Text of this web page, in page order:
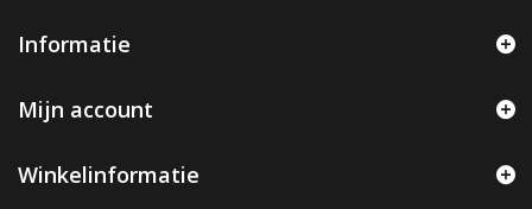
Informatie
Mijn account
Winkelinformatie